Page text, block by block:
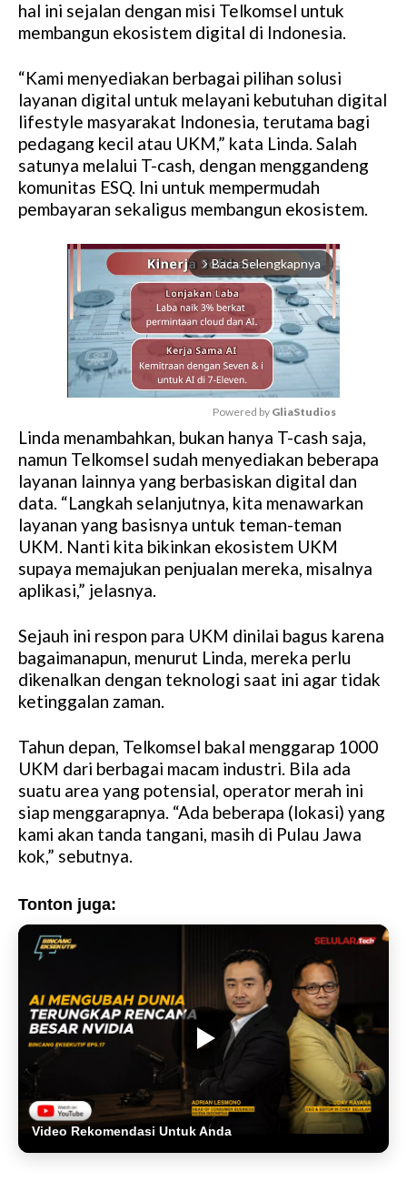
hal ini sejalan dengan misi Telkomsel untuk
membangun ekosistem digital di Indonesia.
“Kami menyediakan berbagai pilihan solusi
layanan digital untuk melayani kebutuhan digital
lifestyle masyarakat Indonesia, terutama bagi
pedagang kecil atau UKM,” kata Linda. Salah
satunya melalui T-cash, dengan menggandeng
komunitas ESQ. Ini untuk mempermudah
pembayaran sekaligus membangun ekosistem.
arrow_forward_ios Baca Selengkapnya
M
u
t
e
Powered by GliaStudios
Linda menambahkan, bukan hanya T-cash saja,
namun Telkomsel sudah menyediakan beberapa
layanan lainnya yang berbasiskan digital dan
data. “Langkah selanjutnya, kita menawarkan
layanan yang basisnya untuk teman-teman
UKM. Nanti kita bikinkan ekosistem UKM
supaya memajukan penjualan mereka, misalnya
aplikasi,” jelasnya.
Sejauh ini respon para UKM dinilai bagus karena
bagaimanapun, menurut Linda, mereka perlu
dikenalkan dengan teknologi saat ini agar tidak
ketinggalan zaman.
Tahun depan, Telkomsel bakal menggarap 1000
UKM dari berbagai macam industri. Bila ada
suatu area yang potensial, operator merah ini
siap menggarapnya. “Ada beberapa (lokasi) yang
kami akan tanda tangani, masih di Pulau Jawa
kok,” sebutnya.
Tonton juga:
Video Rekomendasi Untuk Anda